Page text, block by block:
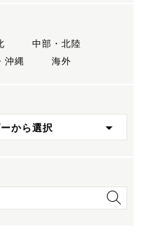
中部・北陸
沖縄 海外
から選択